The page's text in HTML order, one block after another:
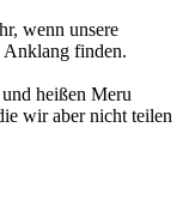
wenn unsere
Anklang finden.
heißen Meru
wir aber nicht teilen